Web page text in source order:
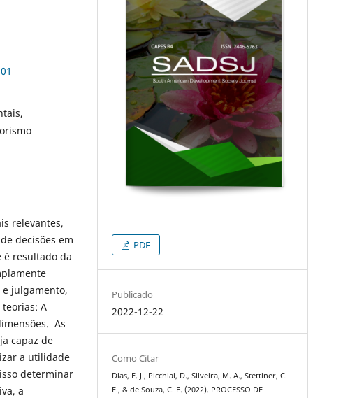
relevantes,
decisões em
é resultado da
julgamento,
A
As
capaz de
a utilidade
determinar
a
PDF
Publicado
2022-12-22
Como Citar
Dias, E. J., Picchiai, D., Silveira, M. A., Stettiner, C.
F., & de Souza, C. F. (2022). PROCESSO DE